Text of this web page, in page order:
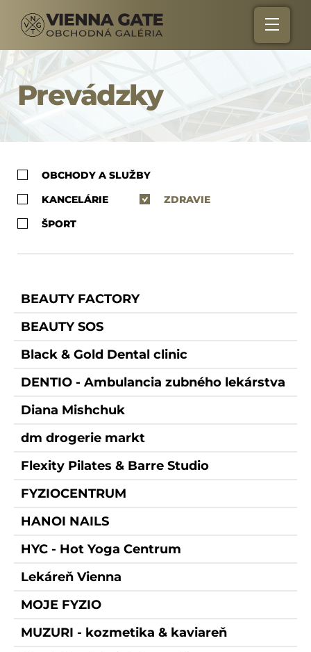
Prevádzky
OBCHODY A SLUŽBY
KANCELÁRIE
ZDRAVIE
ŠPORT
BEAUTY FACTORY
BEAUTY SOS
Black & Gold Dental clinic
DENTIO - Ambulancia zubného lekárstva
Diana Mishchuk
dm drogerie markt
Flexity Pilates & Barre Studio
FYZIOCENTRUM
HANOI NAILS
HYC - Hot Yoga Centrum
Lekáreň Vienna
MOJE FYZIO
MUZURI - kozmetika & kaviareň